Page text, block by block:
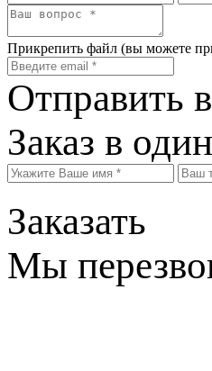
Прикрепить файл (вы можете
Отправить
Заказ в
Заказать
Мы